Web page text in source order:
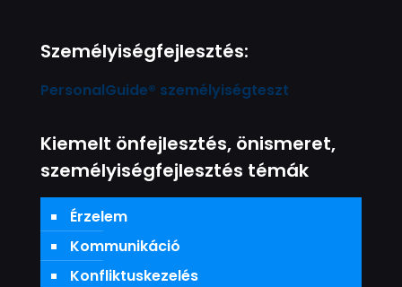
Személyiségfejlesztés:
PersonalGuide® személyiségteszt
Kiemelt önfejlesztés, önismeret,
személyiségfejlesztés témák
Érzelem
Kommunikáció
Konfliktuskezelés